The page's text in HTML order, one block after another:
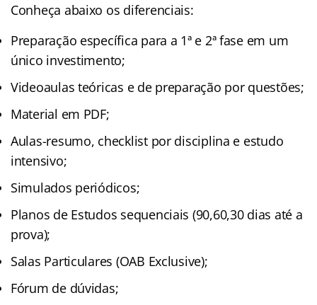
Conheça abaixo os diferenciais:
Preparação específica para a 1ª e 2ª fase em um
único investimento;
Videoaulas teóricas e de preparação por questões;
Material em PDF;
Aulas-resumo, checklist por disciplina e estudo
intensivo;
Simulados periódicos;
Planos de Estudos sequenciais (90,60,30 dias até a
prova);
Salas Particulares (OAB Exclusive);
Fórum de dúvidas;